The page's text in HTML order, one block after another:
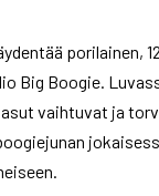
porilainen,
Big Boogie.
vaihtuvat ja